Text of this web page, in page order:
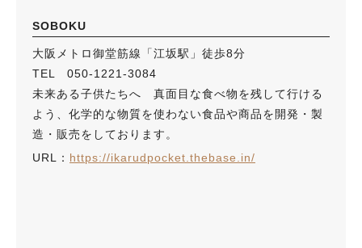
SOBOKU
大阪メトロ御堂筋線「江坂駅」徒歩8分
TEL 050-1221-3084
未来ある子供たちへ 真面目な食べ物を残して行ける
よう、化学的な物質を使わない食品や商品を開発・製
造・販売をしております。
URL： https://ikarudpocket.thebase.in/